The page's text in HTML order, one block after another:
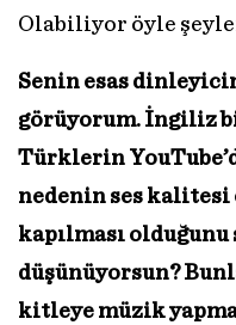
Olabiliyor öyle
Senin esas
görüyorum. İngiliz
Türklerin
nedenin ses
kapılması
düşünüyorsun?
kitleye müzik